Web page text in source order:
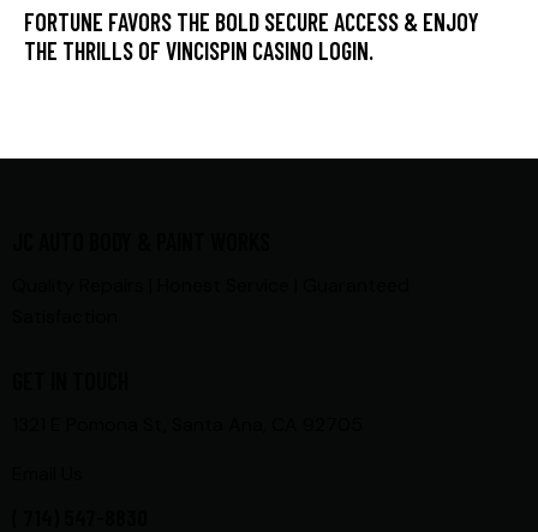
FORTUNE FAVORS THE BOLD SECURE ACCESS & ENJOY
THE THRILLS OF VINCISPIN CASINO LOGIN.